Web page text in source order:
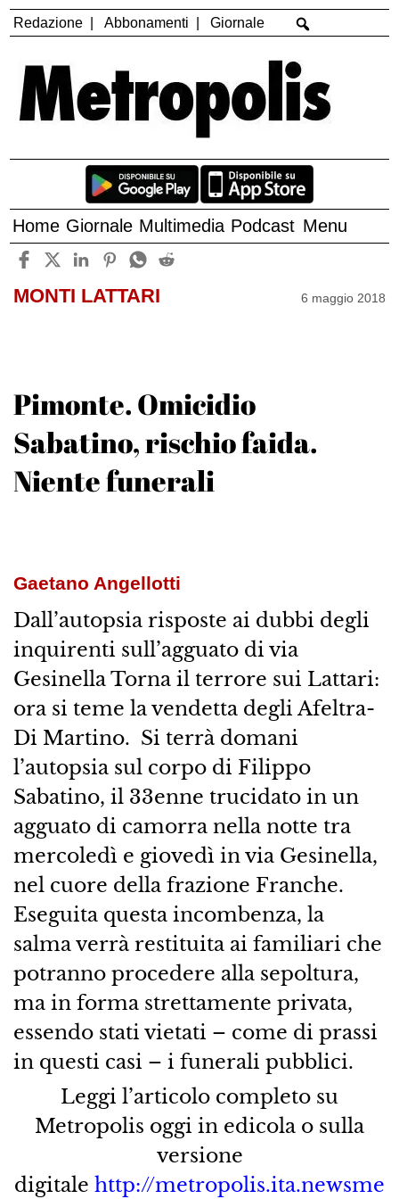
Redazione Abbonamenti Giornale
Home Giornale Multimedia Podcast Menu
MONTI LATTARI 6 maggio 2018
Pimonte. Omicidio
Sabatino, rischio faida.
Niente funerali
Gaetano Angellotti
Dall’autopsia risposte ai dubbi degli
inquirenti sull’agguato di via
Gesinella Torna il terrore sui Lattari:
ora si teme la vendetta degli Afeltra-
Di Martino. Si terrà domani
l’autopsia sul corpo di Filippo
Sabatino, il 33enne trucidato in un
agguato di camorra nella notte tra
mercoledì e giovedì in via Gesinella,
nel cuore della frazione Franche.
Eseguita questa incombenza, la
salma verrà restituita ai familiari che
potranno procedere alla sepoltura,
ma in forma strettamente privata,
essendo stati vietati – come di prassi
in questi casi – i funerali pubblici.
Leggi l’articolo completo su
Metropolis oggi in edicola o sulla
versione
digitale http://metropolis.ita.newsme